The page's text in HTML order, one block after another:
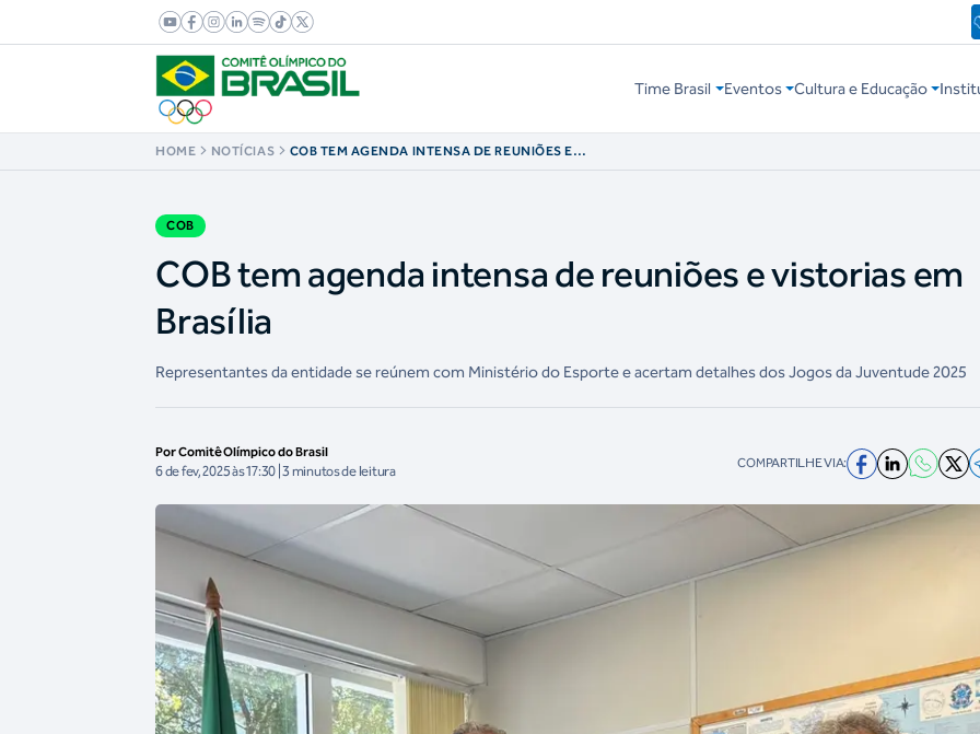
Time Brasil Eventos Cultura e Educação
HOME NOTÍCIAS
COB TEM AGENDA INTENSA DE REUNIÕES E
COB
COB tem agenda intensa de reuniões e vistorias em
Brasília
Representantes da entidade se reúnem com Ministério do Esporte e acertam detalhes dos Jogos da Juventude 2025
Por Comitê Olímpico do Brasil
6 de fev, 2025 às 17:30 | 3 minutos de leitura COMPARTILHE VIA: